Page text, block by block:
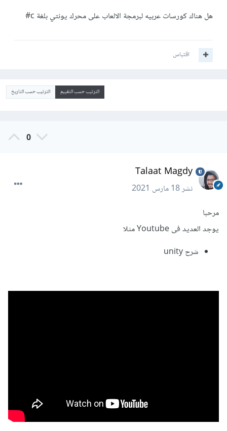
هل هناك كورسات عربيه لبرمجة الالعاب على محرك يونتي بلغة c#
اقتباس
الترتيب حسب التقييم الترتيب حسب التاريخ
0
Talaat Magdy
نشر18 مارس 2021
مرحبا
يوجد العديد فى Youtube مثلا
شرح unity